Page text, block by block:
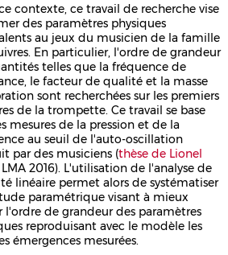
contexte, ce travail de recherche vise
des paramètres physiques
au jeux du musicien de la famille
En particulier, l'ordre de grandeur
telles que la fréquence de
le facteur de qualité et la masse
sont recherchées sur les premiers
de la trompette. Ce travail se base
mesures de la pression et de la
au seuil de l'auto-oscillation
par des musiciens (thèse de Lionel
LMA 2016). L'utilisation de l'analyse de
linéaire permet alors de systématiser
paramétrique visant à mieux
l'ordre de grandeur des paramètres
reproduisant avec le modèle les
émergences mesurées.